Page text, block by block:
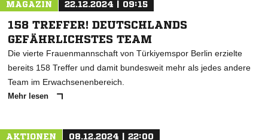
MAGAZIN 22.12.2024 | 09:15
158 TREFFER! DEUTSCHLANDS
GEFÄHRLICHSTES TEAM
Die vierte Frauenmannschaft von Türkiyemspor Berlin erzielte
bereits 158 Treffer und damit bundesweit mehr als jedes andere
Team im Erwachsenenbereich.
Mehr lesen
AKTIONEN 08.12.2024 | 22:00